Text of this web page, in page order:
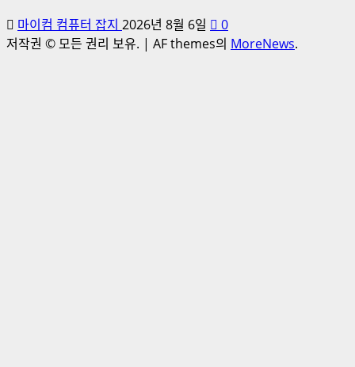
마이컴 컴퓨터 잡지 2026년 8월 6일
0
저작권 © 모든 권리 보유. | AF themes의 MoreNews.